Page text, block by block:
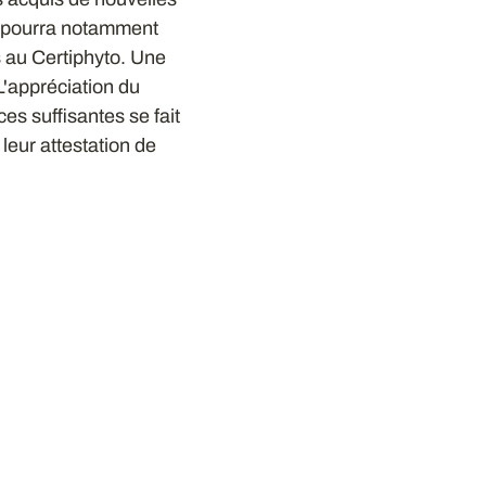
notamment
Certiphyto. Une
du
suffisantes se fait
attestation de